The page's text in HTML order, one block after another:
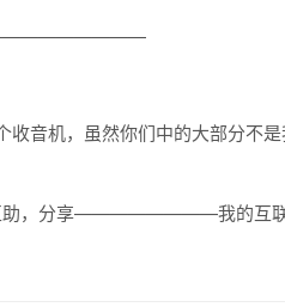
收音机，虽然你们中的大部分不
助，分享————————我的互联